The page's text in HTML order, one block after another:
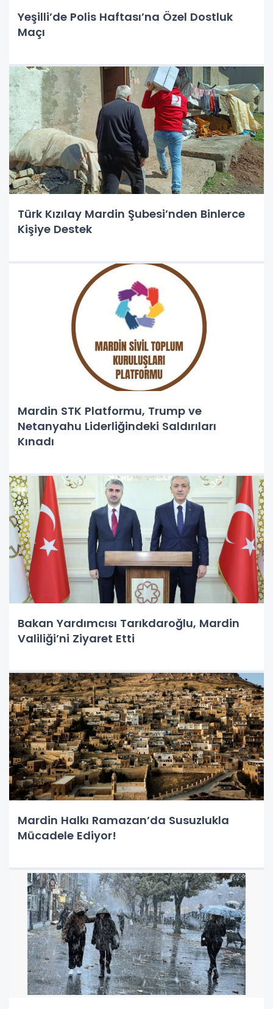
Yeşilli’de Polis Haftası’na Özel Dostluk
Maçı
Türk Kızılay Mardin Şubesi’nden Binlerce
Kişiye Destek
Mardin STK Platformu, Trump ve
Netanyahu Liderliğindeki Saldırıları
Kınadı
Bakan Yardımcısı Tarıkdaroğlu, Mardin
Valiliği’ni Ziyaret Etti
Mardin Halkı Ramazan’da Susuzlukla
Mücadele Ediyor!